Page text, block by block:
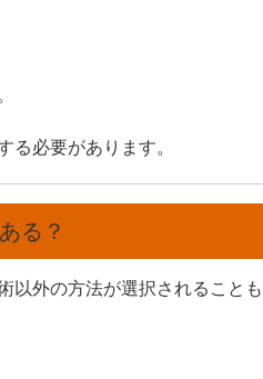
る必要があります。
る？
以外の方法が選択されること